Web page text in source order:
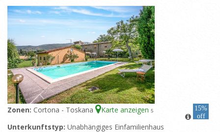
Zonen: Cortona - Toskana Karte anzeigen 5
15%
off
Unterkunftstyp: Unabhängiges Einfamilienhaus